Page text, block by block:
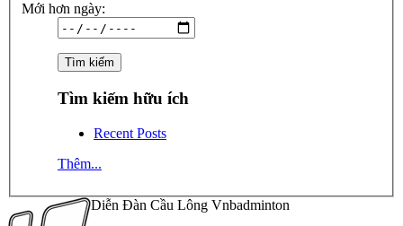
Mới hơn ngày:
Tìm kiếm hữu ích
Recent Posts
Thêm...
Diễn Đàn Cầu Lông Vnbadminton